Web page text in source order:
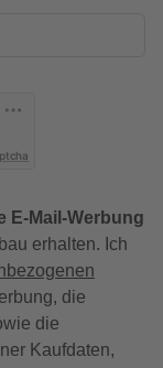
E-Mail-Werbung
erhalten. Ich
die
die
Kaufdaten,